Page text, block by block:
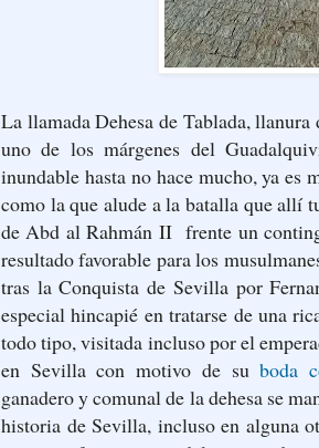
La llamada Dehesa de Tablada, llanura
uno de los márgenes del
inundable hasta no hace mucho, ya es
como la que alude a la batalla que allí
de Abd al Rahmán II frente un
resultado favorable para los
tras la Conquista de Sevilla por
especial hincapié en tratarse de una
todo tipo, visitada incluso por el
en Sevilla con motivo de suboda
ganadero y comunal de la dehesa se
historia de Sevilla, incluso en alguna